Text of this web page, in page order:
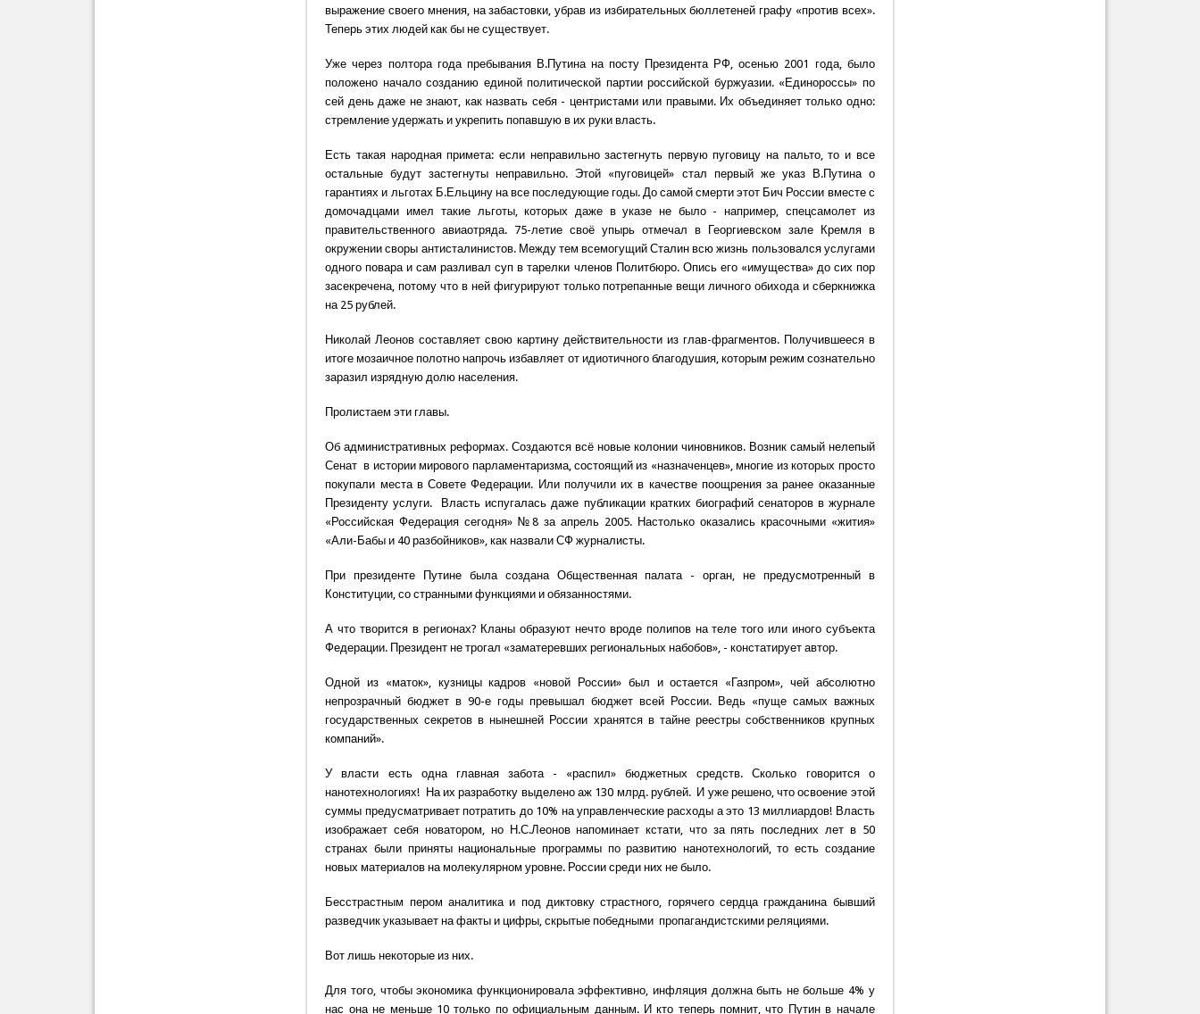
выражение своего мнения, на забастовки, убрав из избирательных бюллетеней графу «против всех».
Теперь этих людей как бы не существует.
Уже через полтора года пребывания В.Путина на посту Президента РФ, осенью 2001 года, было
положено начало созданию единой политической партии российской буржуазии. «Единороссы» по
сей день даже не знают, как назвать себя - центристами или правыми. Их объединяет только одно:
стремление удержать и укрепить попавшую в их руки власть.
Есть такая народная примета: если неправильно застегнуть первую пуговицу на пальто, то и все
остальные будут застегнуты неправильно. Этой «пуговицей» стал первый же указ В.Путина о
гарантиях и льготах Б.Ельцину на все последующие годы. До самой смерти этот Бич России вместе с
домочадцами имел такие льготы, которых даже в указе не было - например, спецсамолет из
правительственного авиаотряда. 75-летие своё упырь отмечал в Георгиевском зале Кремля в
окружении своры антисталинистов. Между тем всемогущий Сталин всю жизнь пользовался услугами
одного повара и сам разливал суп в тарелки членов Политбюро. Опись его «имущества» до сих пор
засекречена, потому что в ней фигурируют только потрепанные вещи личного обихода и сберкнижка
на 25 рублей.
Николай Леонов составляет свою картину действительности из глав-фрагментов. Получившееся в
итоге мозаичное полотно напрочь избавляет от идиотичного благодушия, которым режим сознательно
заразил изрядную долю населения.
Пролистаем эти главы.
Об административных реформах. Создаются всё новые колонии чиновников. Возник самый нелепый
Сенат в истории мирового парламентаризма, состоящий из «назначенцев», многие из которых просто
покупали места в Совете Федерации. Или получили их в качестве поощрения за ранее оказанные
Президенту услуги. Власть испугалась даже публикации кратких биографий сенаторов в журнале
«Российская Федерация сегодня» №8 за апрель 2005. Настолько оказались красочными «жития»
«Али-Бабы и 40 разбойников», как назвали СФ журналисты.
При президенте Путине была создана Общественная палата - орган, не предусмотренный в
Конституции, со странными функциями и обязанностями.
А что творится в регионах? Кланы образуют нечто вроде полипов на теле того или иного субъекта
Федерации. Президент не трогал «заматеревших региональных набобов», - констатирует автор.
Одной из «маток», кузницы кадров «новой России» был и остается «Газпром», чей абсолютно
непрозрачный бюджет в 90-е годы превышал бюджет всей России. Ведь «пуще самых важных
государственных секретов в нынешней России хранятся в тайне реестры собственников крупных
компаний».
У власти есть одна главная забота - «распил» бюджетных средств. Сколько говорится о
нанотехнологиях! На их разработку выделено аж 130 млрд. рублей. И уже решено, что освоение этой
суммы предусматривает потратить до 10% на управленческие расходы а это 13 миллиардов! Власть
изображает себя новатором, но Н.С.Леонов напоминает кстати, что за пять последних лет в 50
странах были приняты национальные программы по развитию нанотехнологий, то есть создание
новых материалов на молекулярном уровне. России среди них не было.
Бесстрастным пером аналитика и под диктовку страстного, горячего сердца гражданина бывший
разведчик указывает на факты и цифры, скрытые победными пропагандистскими реляциями.
Вот лишь некоторые из них.
Для того, чтобы экономика функционировала эффективно, инфляция должна быть не больше 4% у
нас она не меньше 10 только по официальным данным. И кто теперь помнит, что Путин в начале